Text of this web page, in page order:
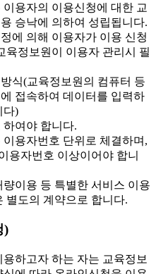
용자의 이용신청에 대한 교
승낙에 의하여 성립됩니다.
에 의해 이용자가 이용 신청
육정보원이 이용자 관리시 필
식(교육정보원의 컴퓨터 등
접속하여 데이터를 입력하
다)
하여야 합니다.
용자번호 단위로 체결하며,
용자번호 이상이어야 합니
이용 등 특별한 서비스 이용
별도의 계약으로 합니다.
)
하고자 하는 자는 교육정보